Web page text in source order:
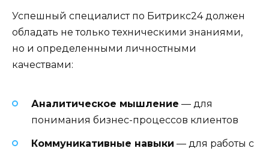
Успешный специалист по Битрикс24 должен
обладать не только техническими знаниями,
но и определенными личностными
качествами:
Аналитическое мышление — для
понимания бизнес-процессов клиентов
Коммуникативные навыки — для работы с